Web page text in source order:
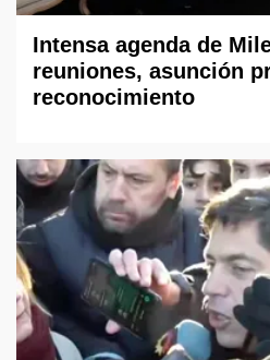
Intensa agenda de
reuniones, asunción
reconocimiento